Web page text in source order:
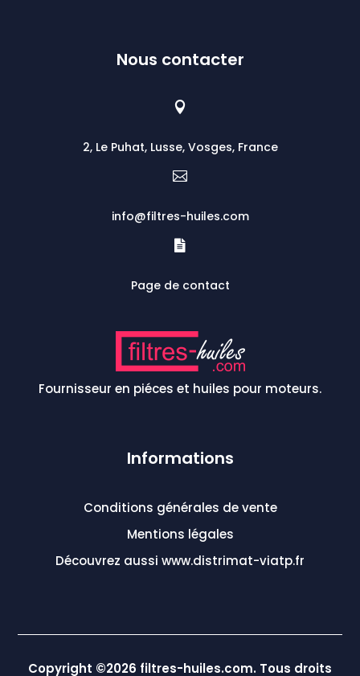
Nous contacter

2, Le Puhat, Lusse, Vosges, France

info@filtres-huiles.com

Page de contact
Fournisseur en piéces et huiles pour moteurs.
Informations
Conditions générales de vente
Mentions légales
Découvrez aussi www.distrimat-viatp.fr
Copyright ©2026 filtres-huiles.com. Tous droits